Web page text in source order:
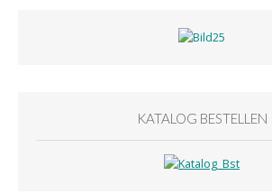
KATALOG BESTELLEN